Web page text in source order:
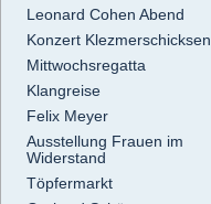
Leonard Cohen Abend
Konzert Klezmerschicksen
Mittwochsregatta
Klangreise
Felix Meyer
Ausstellung Frauen im
Widerstand
Töpfermarkt